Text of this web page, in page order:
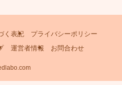
く表記
プライバシーポリシー
運営者情報 お問合わせ